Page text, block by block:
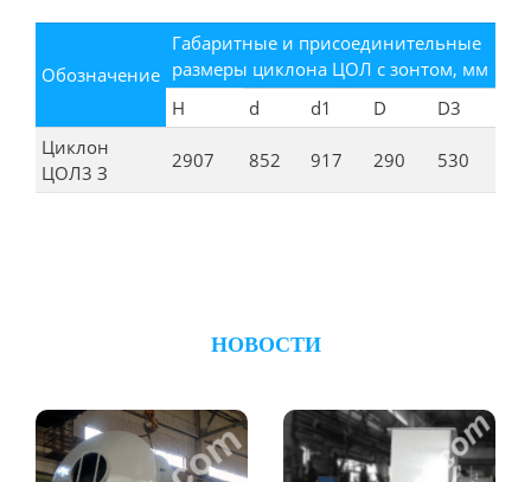
Обозначение
Габаритные и присоединительные
размеры циклона ЦОЛ с зонтом, мм
H
d d1 D
D3
Циклон
ЦОЛ3 З
2907 852 917 290 530
НОВОСТИ